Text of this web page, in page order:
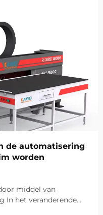
de automatisering
worden
middel van
In het veranderende